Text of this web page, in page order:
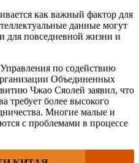
как важный фактор для
данные могут
для повседневной жизни и
по содействию
Объединенных
Чжао Сяолей заявил, что
требует более высокого
Многие малые и
с проблемами в процессе